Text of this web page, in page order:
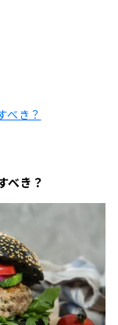
べき？
べき？